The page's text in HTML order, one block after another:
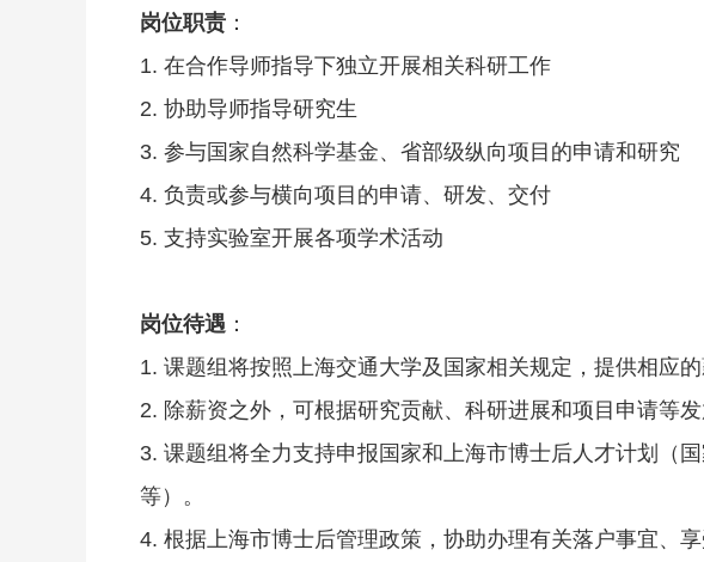
岗位职责 ：
1. 在合作导师指导下独立开展相关科研工作
2. 协助导师指导研究生
3. 参与国家自然科学基金、省部级纵向项目的申请和研究
4. 负责或参与横向项目的申请、研发、交付
5. 支持实验室开展各项学术活动
岗位待遇 ：
1. 课题组将按照上海交通大学及国家相关规定，提供相应的
2. 除薪资之外，可根据研究贡献、科研进展和项目申请等发
3. 课题组将全力支持申报国家和上海市博士后人才计划（
等）。
4. 根据上海市博士后管理政策，协助办理有关落户事宜、